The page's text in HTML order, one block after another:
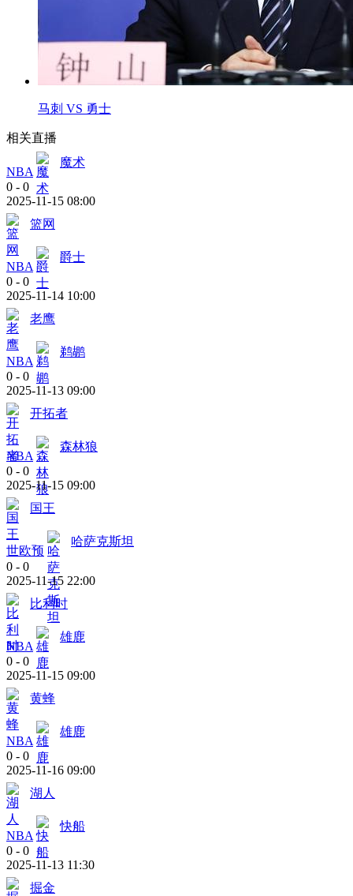
马刺 VS 勇士
相关直播
NBA
魔术
0 - 0
2025-11-15 08:00
篮网
NBA
爵士
0 - 0
2025-11-14 10:00
老鹰
NBA
鹈鹕
0 - 0
2025-11-13 09:00
开拓者
NBA
森林狼
0 - 0
2025-11-15 09:00
国王
世欧预
哈萨克斯坦
0 - 0
2025-11-15 22:00
比利时
NBA
雄鹿
0 - 0
2025-11-15 09:00
黄蜂
NBA
雄鹿
0 - 0
2025-11-16 09:00
湖人
NBA
快船
0 - 0
2025-11-13 11:30
掘金